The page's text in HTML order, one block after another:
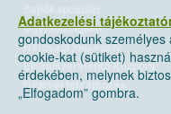
Adatkezelési
gondoskodunk
cookie-kat (sütiket)
érdekében, melynek
„Elfogadom” gombra.
Ügyfélszolgálat
Hatósági jogsegély
Élelmiszermentő Központ
Hírlevél feliratkozás